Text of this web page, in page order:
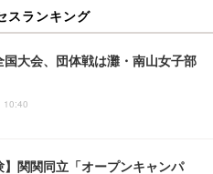
スランキング
国大会、団体戦は灘・南山女子部
10:40
】関関同立「オープンキャンパ